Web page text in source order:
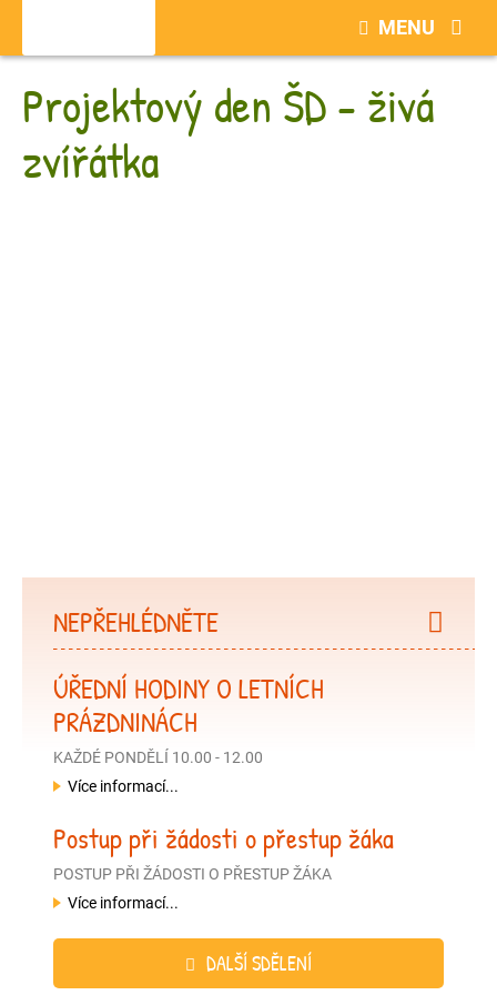
Projektový den ŠD - živá
zvířátka
NEPŘEHLÉDNĚTE
ÚŘEDNÍ HODINY O LETNÍCH
PRÁZDNINÁCH
KAŽDÉ PONDĚLÍ 10.00 - 12.00
Více informací...
Postup při žádosti o přestup žáka
POSTUP PŘI ŽÁDOSTI O PŘESTUP ŽÁKA
Více informací...
DALŠÍ SDĚLENÍ
MENU